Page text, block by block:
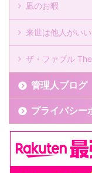
凪のお暇
来世は他人がいい
ザ・ファブル
管理人ブログ
プライバシー